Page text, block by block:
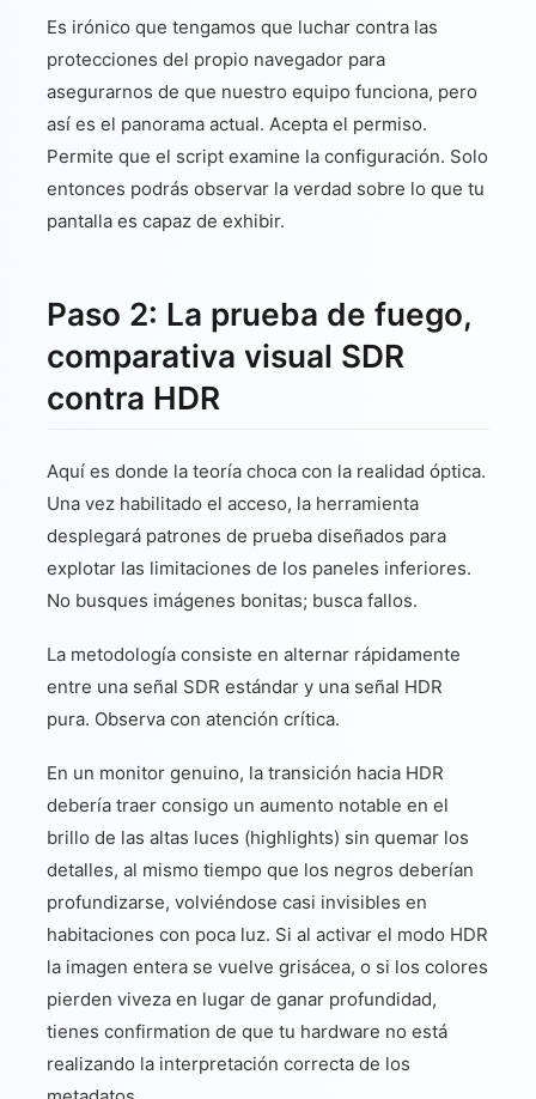
Es irónico que tengamos que luchar contra las
protecciones del propio navegador para
asegurarnos de que nuestro equipo funciona, pero
así es el panorama actual. Acepta el permiso.
Permite que el script examine la configuración. Solo
entonces podrás observar la verdad sobre lo que tu
pantalla es capaz de exhibir.
Paso 2: La prueba de fuego,
comparativa visual SDR
contra HDR
Aquí es donde la teoría choca con la realidad óptica.
Una vez habilitado el acceso, la herramienta
desplegará patrones de prueba diseñados para
explotar las limitaciones de los paneles inferiores.
No busques imágenes bonitas; busca fallos.
La metodología consiste en alternar rápidamente
entre una señal SDR estándar y una señal HDR
pura. Observa con atención crítica.
En un monitor genuino, la transición hacia HDR
debería traer consigo un aumento notable en el
brillo de las altas luces (highlights) sin quemar los
detalles, al mismo tiempo que los negros deberían
profundizarse, volviéndose casi invisibles en
habitaciones con poca luz. Si al activar el modo HDR
la imagen entera se vuelve grisácea, o si los colores
pierden viveza en lugar de ganar profundidad,
tienes confirmation de que tu hardware no está
realizando la interpretación correcta de los